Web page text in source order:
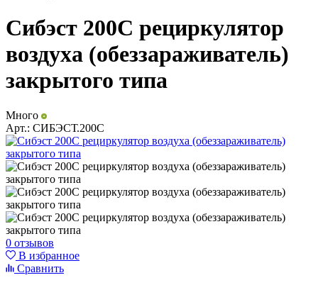
Сибэст 200С рециркулятор
воздуха (обеззараживатель)
закрытого типа
Много
Арт.: СИБЭСТ.200С
0 отзывов
В избранное
Сравнить